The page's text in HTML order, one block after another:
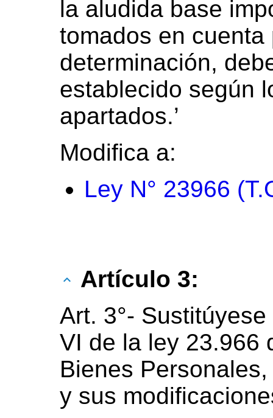
la aludida base
tomados en cuenta
determinación,
establecido según
apartados.’
Modifica a:
Ley N° 23966
Artículo 3:
Art. 3°-
VI de la ley 23.966
Bienes
y sus